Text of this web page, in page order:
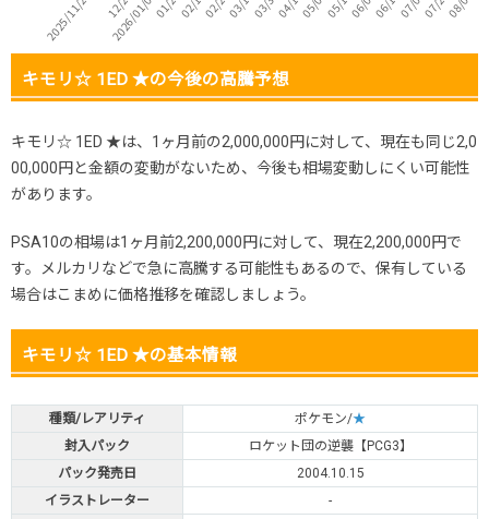
キモリ☆ 1ED ★の今後の高騰予想
キモリ☆ 1ED ★は、1ヶ月前の2,000,000円に対して、現在も同じ2,0
00,000円と金額の変動がないため、今後も相場変動しにくい可能性
があります。
PSA10の相場は1ヶ月前2,200,000円に対して、現在2,200,000円で
す。メルカリなどで急に高騰する可能性もあるので、保有している
場合はこまめに価格推移を確認しましょう。
キモリ☆ 1ED ★の基本情報
種類/レアリティ ポケモン/★
封入パック
ロケット団の逆襲【PCG3】
パック発売日
2004.10.15
イラストレーター
-